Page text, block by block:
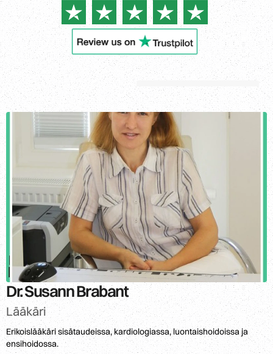
Katso kaikki toimipisteet
Dr. Susann Brabant
Lääkäri
Erikoislääkäri sisätaudeissa, kardiologiassa, luontaishoidoissa ja
ensihoidossa.